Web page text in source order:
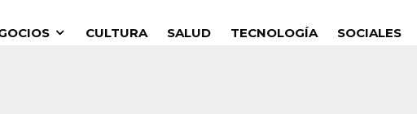
CULTURA SALUD TECNOLOGÍA SOCIALES